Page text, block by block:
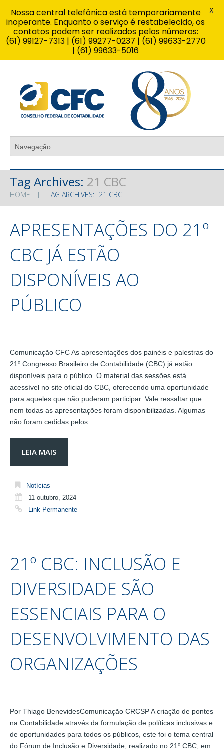
Tag Archives: 21 CBC
HOME TAG ARCHIVES: "21 CBC"
APRESENTAÇÕES DO 21º
CBC JÁ ESTÃO
DISPONÍVEIS AO
PÚBLICO
Comunicação CFC As apresentações dos painéis e palestras do
21º Congresso Brasileiro de Contabilidade (CBC) já estão
disponíveis para o público. O material das sessões está
acessível no site oficial do CBC, oferecendo uma oportunidade
para aqueles que não puderam participar. Vale ressaltar que
nem todas as apresentações foram disponibilizadas. Algumas
não foram cedidas pelos…
LEIA MAIS
Notícias
11 outubro, 2024
Link Permanente
21º CBC: INCLUSÃO E
DIVERSIDADE SÃO
ESSENCIAIS PARA O
DESENVOLVIMENTO DAS
ORGANIZAÇÕES
Por Thiago BenevidesComunicação CRCSP A criação de pontes
na Contabilidade através da formulação de políticas inclusivas e
de oportunidades para todos os públicos, este foi o tema central
do Fórum de Inclusão e Diversidade, realizado no 21º CBC, em
Nossa central telefônica está temporariamente
inoperante. Enquanto o serviço é restabelecido, os
contatos podem ser realizados pelos números:
(61) 99127-7313 | (61) 99277-0237 | (61) 99633-2770
| (61) 99633-5016
X